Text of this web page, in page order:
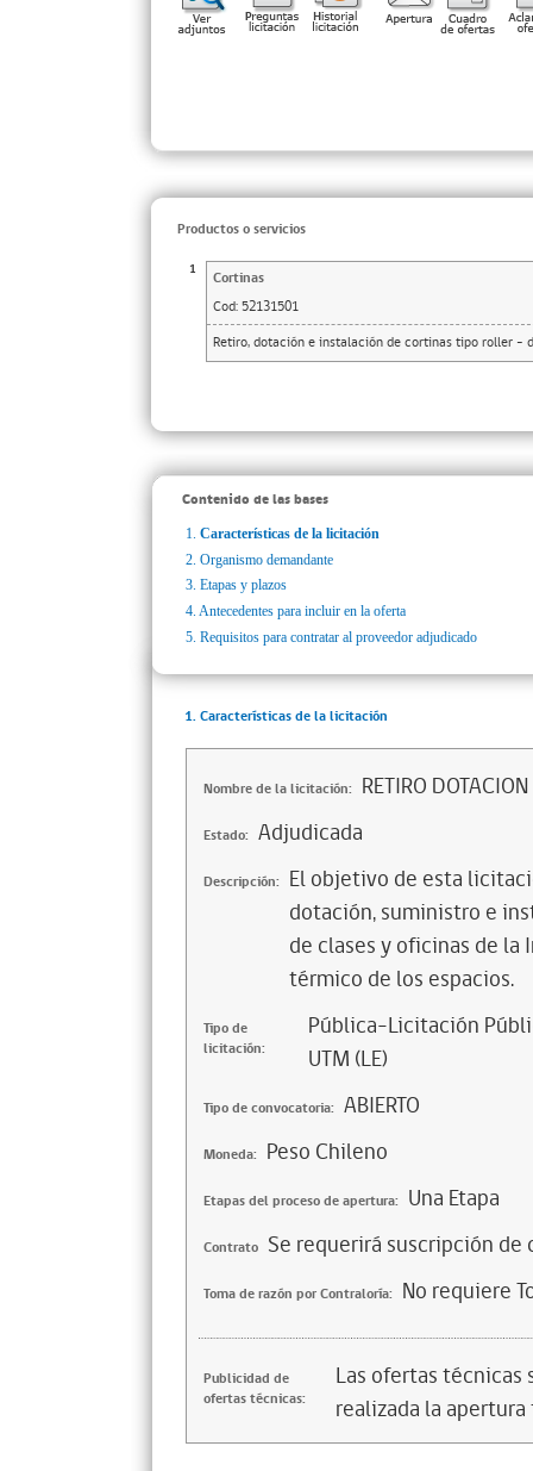
Productos o servicios
1
Cortinas
Cod: 52131501
Retiro, dotación e instalación de cortinas tipo roller –
Contenido de las bases
1. Características de la licitación
2. Organismo demandante
3. Etapas y plazos
4. Antecedentes para incluir en la oferta
5. Requisitos para contratar al proveedor adjudicado
1. Características de la licitación
Nombre de la licitación: RETIRO
Estado: Adjudicada
Descripción: El objetivo de esta
dotación, suministro e
de clases y oficinas de
térmico de los espacios.
Tipo de
licitación:
Pública-Licitación
UTM (LE)
Tipo de convocatoria: ABIERTO
Moneda: Peso Chileno
Etapas del proceso de apertura: Una Etapa
Contrato Se requerirá suscripción
Toma de razón por Contraloría: No requiere
Publicidad de
ofertas técnicas:
Las ofertas
realizada la